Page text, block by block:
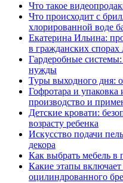
Что такое
Что происходит с
хлорированной воде
Екатерина Ильина:
в гражданских
Гардеробные
нужды
Туры выходного дня:
Гофротара и упаковка
производство и
Детские кровати:
возрасту ребенка
Искусство подачи
декора
Как выбрать мебель в
Какие этапы включает
оцилиндрованного